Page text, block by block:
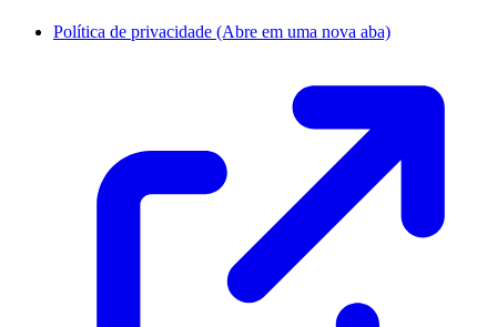
Política de privacidade (Abre em uma nova aba)